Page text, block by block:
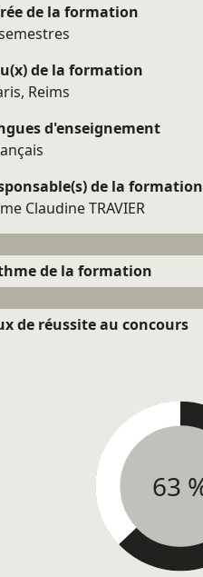
de la formation
de la formation
Reims
d'enseignement
de la formation
Claudine TRAVIER
de la formation
de réussite au concours
63